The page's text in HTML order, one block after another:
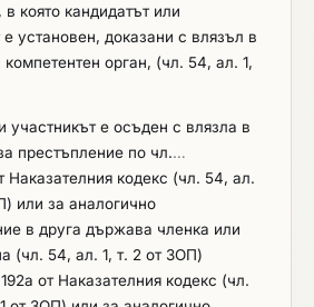
лица, съгласно
чл. 65 от ЗОП.
която кандидатът или
е установен, доказани с влязъл в
компетентен орган, (чл. 54, ал. 1,
участникът е осъден с влязла в
престъпление по чл.…
Наказателния кодекс (чл. 54, ал.
или за аналогично
в друга държава членка или
(чл. 54, ал. 1, т. 2 от ЗОП)
от Наказателния кодекс (чл.